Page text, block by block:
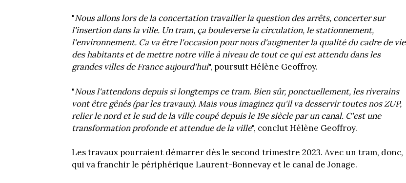
"Nous allons lors de la concertation travailler la question des arrêts, concerter sur
l'insertion dans la ville. Un tram, ça bouleverse la circulation, le stationnement,
l'environnement. Ca va être l'occasion pour nous d'augmenter la qualité du cadre de vie
des habitants et de mettre notre ville à niveau de tout ce qui est attendu dans les
grandes villes de France aujourd'hui", poursuit Hélène Geoffroy.
"Nous l'attendons depuis si longtemps ce tram. Bien sûr, ponctuellement, les riverains
vont être gênés (par les travaux). Mais vous imaginez qu'il va desservir toutes nos ZUP,
relier le nord et le sud de la ville coupé depuis le 19e siècle par un canal. C'est une
transformation profonde et attendue de la ville", conclut Hélène Geoffroy.
Les travaux pourraient démarrer dès le second trimestre 2023. Avec un tram, donc,
qui va franchir le périphérique Laurent-Bonnevay et le canal de Jonage.